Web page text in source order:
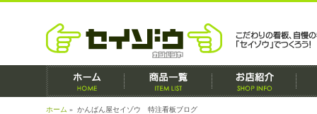
ホーム » かんばん屋セイゾウ 特注看板ブログ